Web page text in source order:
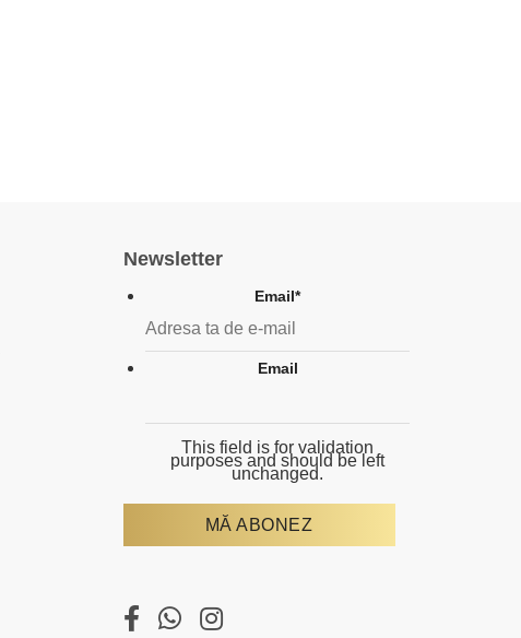
Newsletter
Email*
Email
This field is for validation
purposes and should be left
unchanged.